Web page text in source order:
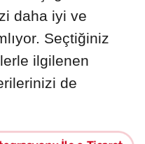
daha iyi ve
Seçtiğiniz
ilgilenen
de